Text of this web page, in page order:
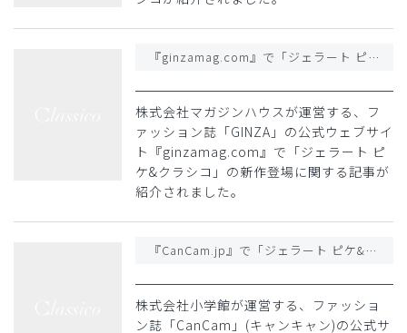
『ginzamag.com』で「ジェラート ピケ&クラシコ」の新作登場に関する記事が紹介されました
株式会社マガジンハウスが運営する、フ
ァッション誌「GINZA」の公式ウェブサイ
ト『ginzamag.com』で「ジェラート ピ
ケ&クラシコ」の新作登場に関する記事が
紹介されました。
『CanCam.jp』で「ジェラート ピケ&クラシコ」の新作登場に関する記事が紹介されました
株式会社小学館が運営する、ファッショ
ン誌「CanCam」(キャンキャン)の公式サ